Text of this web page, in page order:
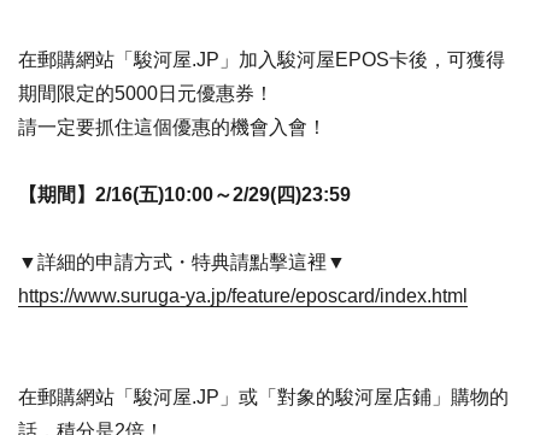
在郵購網站「駿河屋.JP」加入駿河屋EPOS卡後，可獲得
期間限定的5000日元優惠券！
請一定要抓住這個優惠的機會入會！
【期間】2/16(五)10:00～2/29(四)23:59
▼詳細的申請方式・特典請點擊這裡▼
https://www.suruga-ya.jp/feature/eposcard/index.html
在郵購網站「駿河屋.JP」或「對象的駿河屋店鋪」購物的
話，積分是2倍！